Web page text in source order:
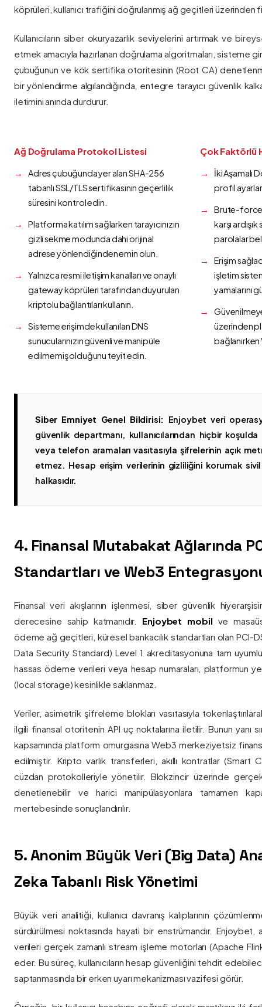
köprüleri, kullanıcı trafiğini doğrulanmış ağ geçitleri üzerinden
Kullanıcıların siber okuryazarlık seviyelerini artırmak ve
etmek amacıyla hazırlanan doğrulama algoritmaları, sisteme
çubuğunun ve kök sertifika otoritesinin (Root CA)
bir yönlendirme algılandığında, entegre tarayıcı güvenlik
iletimini anında durdurur.
Ağ Doğrulama Protokol Listesi
Adres çubuğunda yer alan SHA-256
tabanlı SSL/TLS sertifikasının geçerlilik
süresini kontrol edin.
Platforma katılım sağlarken tarayıcınızın
gizli sekme modunda dahi orijinal
adrese yönlendiğinden emin olun.
Yalnızca resmi iletişim kanalları ve onaylı
gateway köprüleri tarafından duyurulan
kriptolu bağlantıları kullanın.
Sisteme erişimde kullanılan DNS
sunucularınızın güvenli ve manipüle
edilmemiş olduğunu teyit edin.
Çok Faktörlü
İki Aşamalı
profil
Brute-force
karşı
parolalar
Erişim
işletim
yamalarını
üzerinden
bağlanırken
Siber Emniyet Genel Bildirisi:
Enjoybet veri
güvenlik departmanı, kullanıcılarından hiçbir
veya telefon aramaları vasıtasıyla şifrelerinin açık
etmez. Hesap erişim verilerinin gizliliğini korumak
halkasıdır.
4. Finansal Mutabakat Ağlarında
Standartları ve Web3
Finansal veri akışlarının işlenmesi, siber güvenlik
derecesine sahip katmanıdır. Enjoybet mobil ve
ödeme ağ geçitleri, küresel bankacılık standartları olan PCI-
Data Security Standard) Level 1 akreditasyonuna tam
hassas ödeme verileri veya hesap numaraları, platformun
(local storage) kesinlikle saklanmaz.
Veriler, asimetrik şifreleme blokları vasıtasıyla
ilgili finansal otoritenin API uç noktalarına iletilir. Bunun yanı
kapsamında platform omurgasına Web3 merkeziyetsiz
edilmiştir. Kripto varlık transferleri, akıllı kontratlar (Smart
cüzdan protokolleriyle yönetilir. Blokzincir üzerinde
denetlenebilir ve harici manipülasyonlara tamamen
mertebesinde sonuçlandırılır.
5. Anonim Büyük Veri (Big Data)
Zeka Tabanlı Risk Yönetimi
Büyük veri analitiği, kullanıcı davranış kalıplarının
sürdürülmesi noktasında hayati bir enstrümandır. Enjoybet,
verileri gerçek zamanlı stream işleme motorları (Apache Flink
eder. Bu süreç, kullanıcıların hesap güvenliğini tehdit
saptanmasında bir erken uyarı mekanizması vazifesi görür.